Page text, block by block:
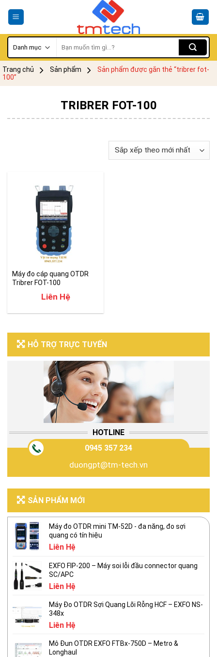
kiếm:
Trang chủ Sản phẩm
Sản phẩm được gắn thẻ “tribrer fot-
100”
HỖ TRỢ TRỰC TUYẾN
HOTLINE
0945 357 234
duongpt@tm-tech.vn
SẢN PHẨM MỚI
Máy đo OTDR mini TM-52D - đa năng, đo sợi
quang có tín hiệu
Liên Hệ
EXFO FIP-200 – Máy soi lỗi đầu connector quang
SC/APC
Liên Hệ
Máy Đo OTDR Sợi Quang Lõi Rỗng HCF – EXFO NS-
348x
Liên Hệ
Mô Đun OTDR EXFO FTBx-750D – Metro &
Longhaul
TRIBRER FOT-100
Máy đo cáp quang OTDR
Tribrer FOT-100
Liên Hệ